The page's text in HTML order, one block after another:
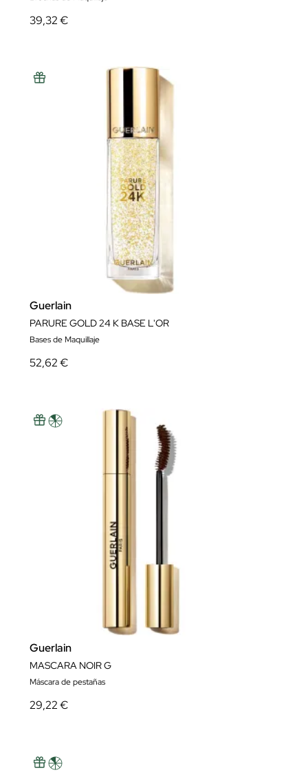
39,32 €
Guerlain
PARURE GOLD 24 K BASE L'OR
Bases de Maquillaje
52,62 €
Guerlain
MASCARA NOIR G
Máscara de pestañas
29,22 €